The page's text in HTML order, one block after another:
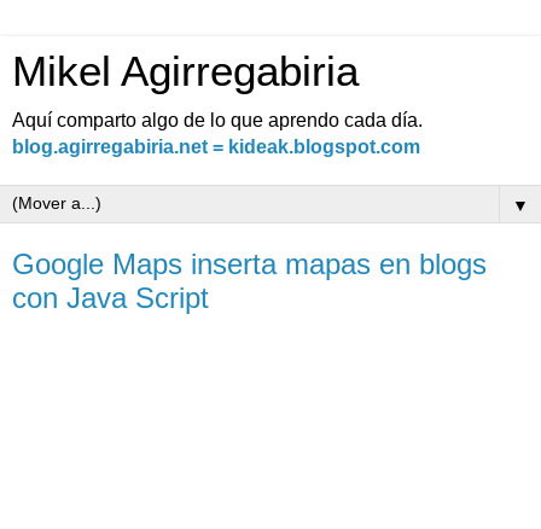
Mikel Agirregabiria
Aquí comparto algo de lo que aprendo cada día.
blog.agirregabiria.net = kideak.blogspot.com
▼
Google Maps inserta mapas en blogs
con Java Script